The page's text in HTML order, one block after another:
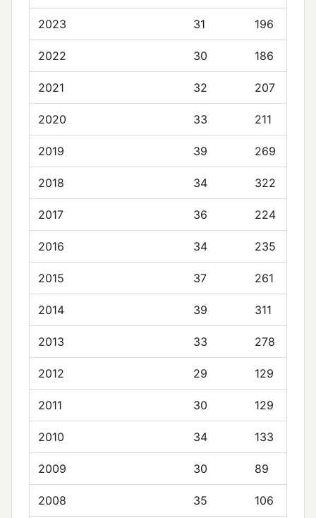
2023 31 196
2022 30 186
2021 32 207
2020 33 211
2019 39 269
2018 34 322
2017 36 224
2016 34 235
2015 37 261
2014 39 311
2013 33 278
2012 29 129
2011 30 129
2010 34 133
2009 30 89
2008 35 106